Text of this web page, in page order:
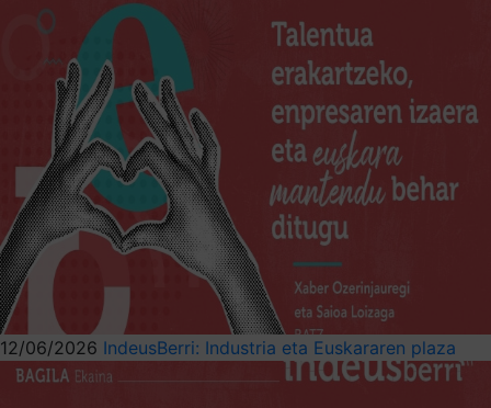
12/06/2026 IndeusBerri: Industria eta Euskararen plaza